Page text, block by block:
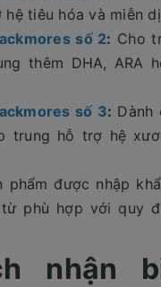
tiêu hóa và miễn
số 2: Cho
thêm DHA, ARA
số 3: Dành
trung hỗ trợ hệ
phẩm được nhập
phù hợp với quy
nhận